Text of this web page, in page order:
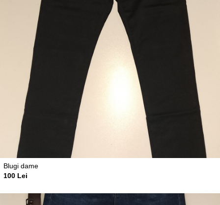
Blugi dame
100 Lei